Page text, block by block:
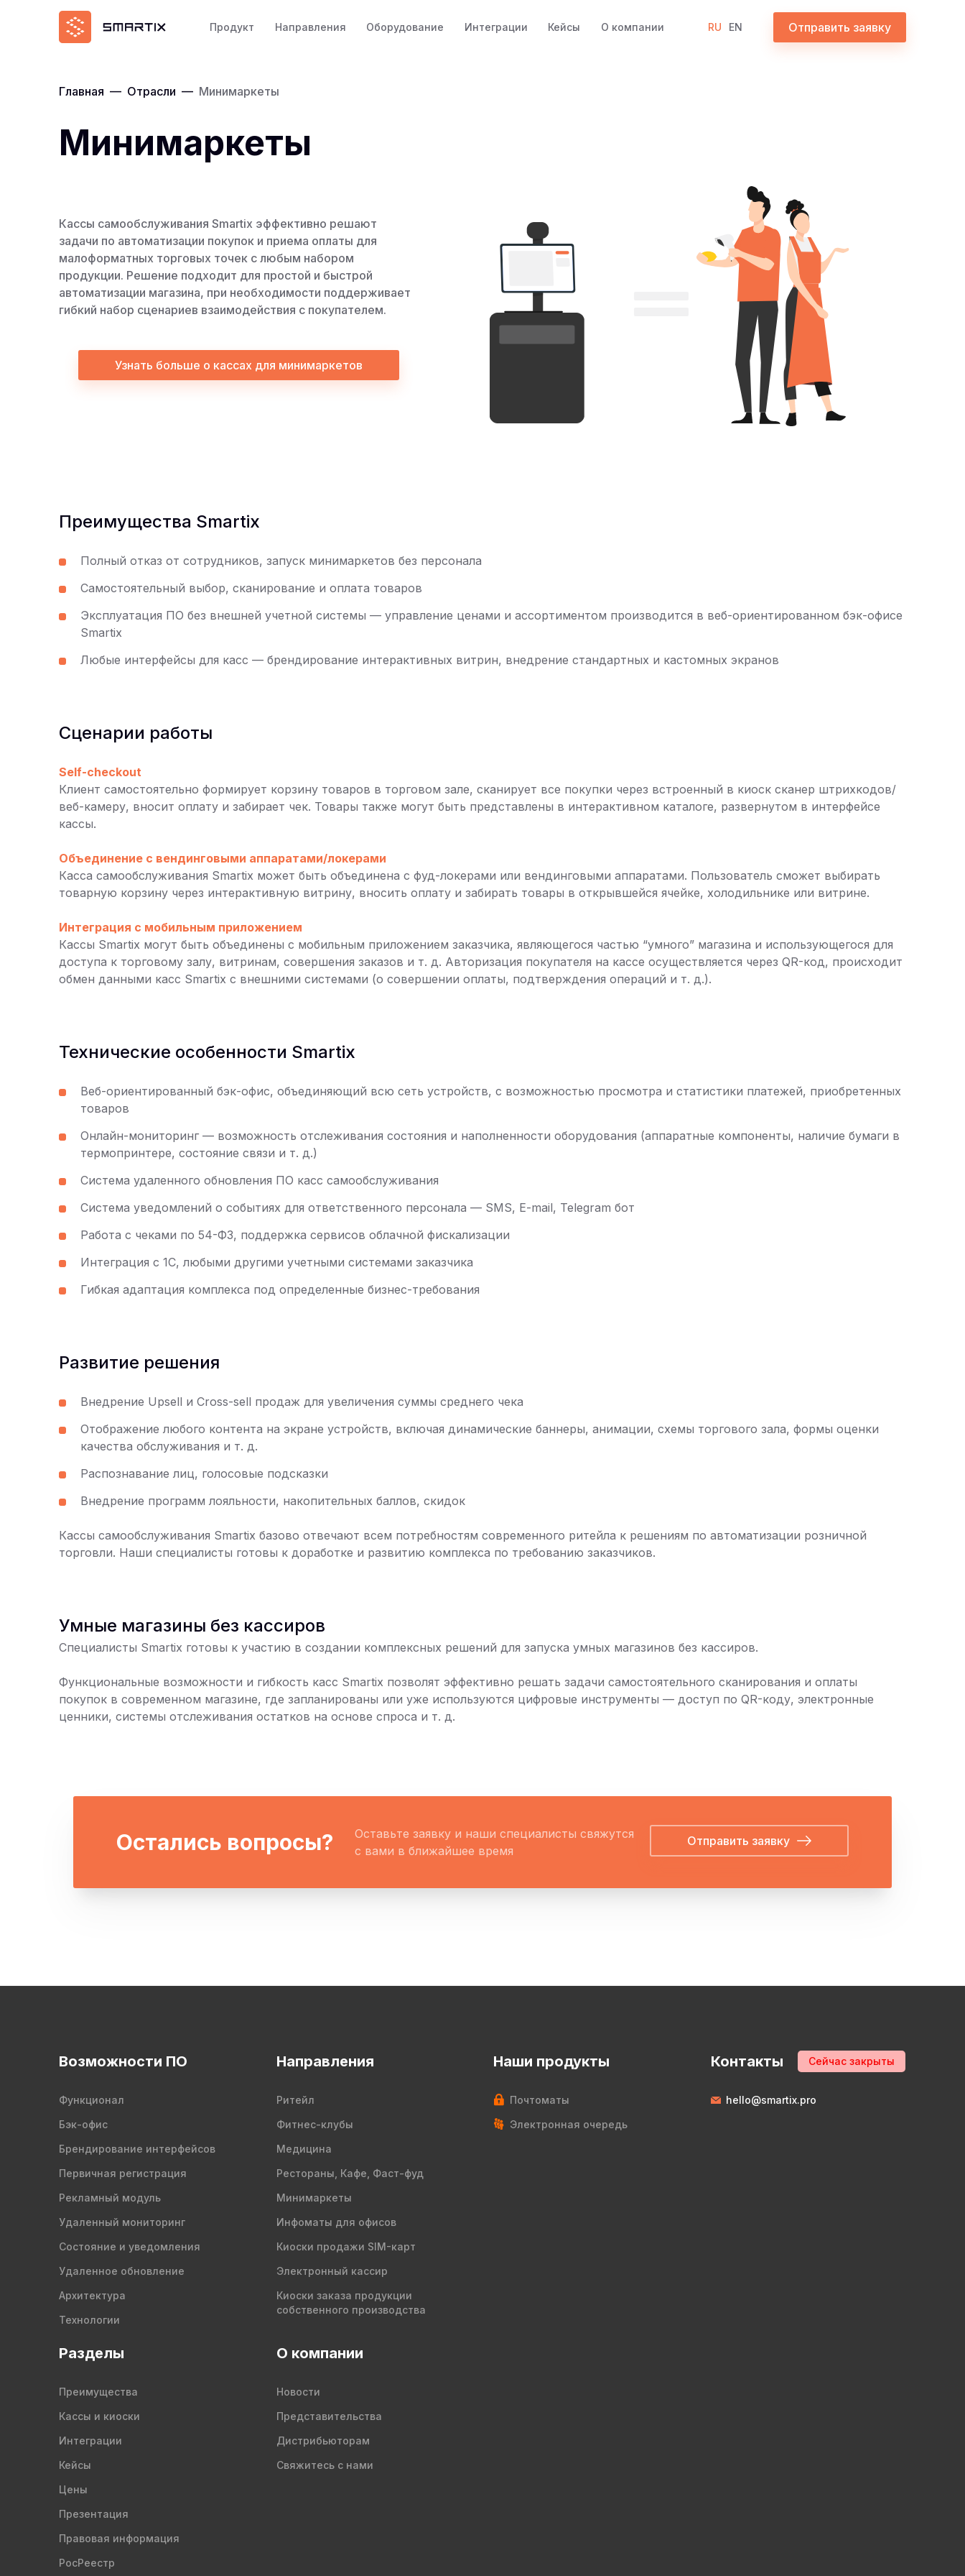
Продукт Направления Оборудование Интеграции Кейсы О компании RU EN Отправить заявку
Главная — Отрасли — Минимаркеты
Минимаркеты
Кассы самообслуживания Smartix эффективно решают
задачи по автоматизации покупок и приема оплаты для
малоформатных торговых точек с любым набором
продукции. Решение подходит для простой и быстрой
автоматизации магазина, при необходимости поддерживает
гибкий набор сценариев взаимодействия с покупателем.
Узнать больше о кассах для минимаркетов
Преимущества Smartix
Полный отказ от сотрудников, запуск минимаркетов без персонала
Самостоятельный выбор, сканирование и оплата товаров
Эксплуатация ПО без внешней учетной системы — управление ценами и ассортиментом производится в веб-ориентированном бэк-офисе
Smartix
Любые интерфейсы для касс — брендирование интерактивных витрин, внедрение стандартных и кастомных экранов
Сценарии работы
Self-checkout
Клиент самостоятельно формирует корзину товаров в торговом зале, сканирует все покупки через встроенный в киоск сканер штрихкодов/
веб-камеру, вносит оплату и забирает чек. Товары также могут быть представлены в интерактивном каталоге, развернутом в интерфейсе
кассы.
Объединение с вендинговыми аппаратами/локерами
Касса самообслуживания Smartix может быть объединена с фуд-локерами или вендинговыми аппаратами. Пользователь сможет выбирать
товарную корзину через интерактивную витрину, вносить оплату и забирать товары в открывшейся ячейке, холодильнике или витрине.
Интеграция с мобильным приложением
Кассы Smartix могут быть объединены с мобильным приложением заказчика, являющегося частью “умного” магазина и использующегося для
доступа к торговому залу, витринам, совершения заказов и т. д. Авторизация покупателя на кассе осуществляется через QR-код, происходит
обмен данными касс Smartix с внешними системами (о совершении оплаты, подтверждения операций и т. д.).
Технические особенности Smartix
Веб-ориентированный бэк-офис, объединяющий всю сеть устройств, с возможностью просмотра и статистики платежей, приобретенных
товаров
Онлайн-мониторинг — возможность отслеживания состояния и наполненности оборудования (аппаратные компоненты, наличие бумаги в
термопринтере, состояние связи и т. д.)
Система удаленного обновления ПО касс самообслуживания
Система уведомлений о событиях для ответственного персонала — SMS, E-mail, Telegram бот
Работа с чеками по 54-ФЗ, поддержка сервисов облачной фискализации
Интеграция с 1С, любыми другими учетными системами заказчика
Гибкая адаптация комплекса под определенные бизнес-требования
Развитие решения
Внедрение Upsell и Cross-sell продаж для увеличения суммы среднего чека
Отображение любого контента на экране устройств, включая динамические баннеры, анимации, схемы торгового зала, формы оценки
качества обслуживания и т. д.
Распознавание лиц, голосовые подсказки
Внедрение программ лояльности, накопительных баллов, скидок
Кассы самообслуживания Smartix базово отвечают всем потребностям современного ритейла к решениям по автоматизации розничной
торговли. Наши специалисты готовы к доработке и развитию комплекса по требованию заказчиков.
Умные магазины без кассиров
Специалисты Smartix готовы к участию в создании комплексных решений для запуска умных магазинов без кассиров.
Функциональные возможности и гибкость касс Smartix позволят эффективно решать задачи самостоятельного сканирования и оплаты
покупок в современном магазине, где запланированы или уже используются цифровые инструменты — доступ по QR-коду, электронные
ценники, системы отслеживания остатков на основе спроса и т. д.
Остались вопросы?
Оставьте заявку и наши специалисты свяжутся
с вами в ближайшее время
Отправить заявку
Возможности ПО
Функционал
Бэк-офис
Брендирование интерфейсов
Первичная регистрация
Рекламный модуль
Удаленный мониторинг
Состояние и уведомления
Удаленное обновление
Архитектура
Технологии
Направления
Ритейл
Фитнес-клубы
Медицина
Рестораны, Кафе, Фаст-фуд
Минимаркеты
Инфоматы для офисов
Киоски продажи SIM-карт
Электронный кассир
Киоски заказа продукции
собственного производства
Наши продукты
Почтоматы
Электронная очередь
Контакты Сейчас закрыты
hello@smartix.pro
Разделы
Преимущества
Кассы и киоски
Интеграции
Кейсы
Цены
Презентация
Правовая информация
РосРеестр
О компании
Новости
Представительства
Дистрибьюторам
Свяжитесь с нами